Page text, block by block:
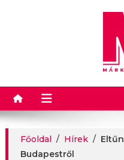
Főoldal / Hírek /
Budapestről